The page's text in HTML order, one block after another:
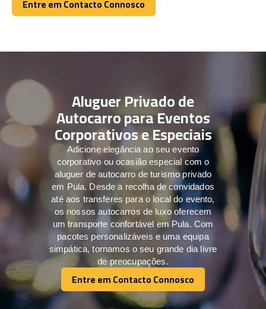
Entre em Contacto Connosco
Entre em Contacto Connosco
Aluguer Privado de
Autocarro para Eventos
Corporativos e Especiais
Adicione elegância ao seu evento
corporativo ou ocasião especial com o
aluguer de autocarro de turismo privado
em Pula. Desde a recolha de convidados
até aos transferes para o local do evento,
os nossos autocarros de luxo oferecem
um transporte confortável em Pula. Com
pacotes personalizáveis e uma equipa
simpática, tornamos o seu grande dia livre
de preocupações.
Entre em Contacto Connosco
Entre em Contacto Connosco